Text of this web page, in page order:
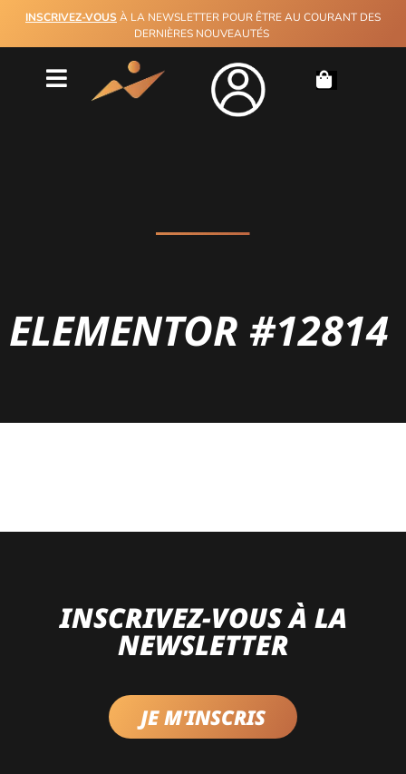
INSCRIVEZ-VOUS À LA NEWSLETTER POUR ÊTRE AU COURANT DES
DERNIÈRES NOUVEAUTÉS
ELEMENTOR #12814
INSCRIVEZ-VOUS À LA
NEWSLETTER
JE M'INSCRIS